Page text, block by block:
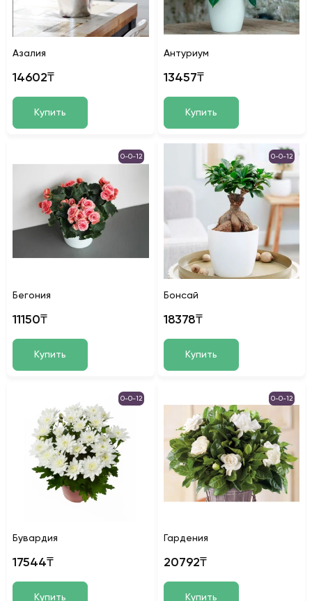
Азалия
14602₸
Купить
Антуриум
13457₸
Купить
0-0-12
Бегония
11150₸
Купить
0-0-12
Бонсай
18378₸
Купить
0-0-12
Бувардия
17544₸
Купить
0-0-12
Гардения
20792₸
Купить